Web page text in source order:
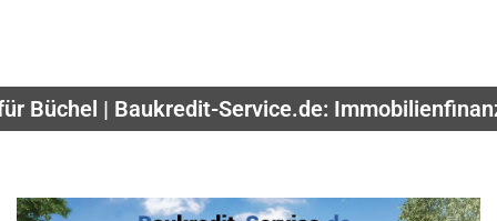
Büchel | Baukredit-Service.de: